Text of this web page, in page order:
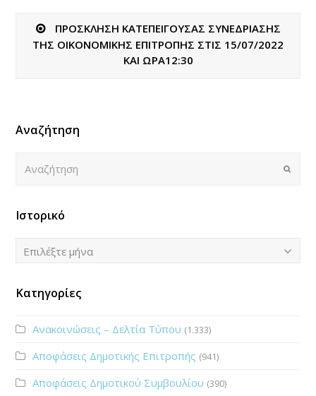
ΠΡΟΣΚΛΗΣΗ ΚΑΤΕΠΕΙΓΟΥΣΑΣ ΣΥΝΕΔΡΙΑΣΗΣ
ΤΗΣ ΟΙΚΟΝΟΜΙΚΗΣ ΕΠΙΤΡΟΠΗΣ ΣΤΙΣ 15/07/2022
ΚΑΙ ΩΡΑ12:30
Αναζήτηση
Submit
Ιστορικό
Ιστορικό
Επιλέξτε μήνα
Κατηγορίες
Ανακοινώσεις – Δελτία Τύπου (1.333)
Αποφάσεις Δημοτικής Επιτροπής (941)
Αποφάσεις Δημοτικού Συμβουλίου (390)